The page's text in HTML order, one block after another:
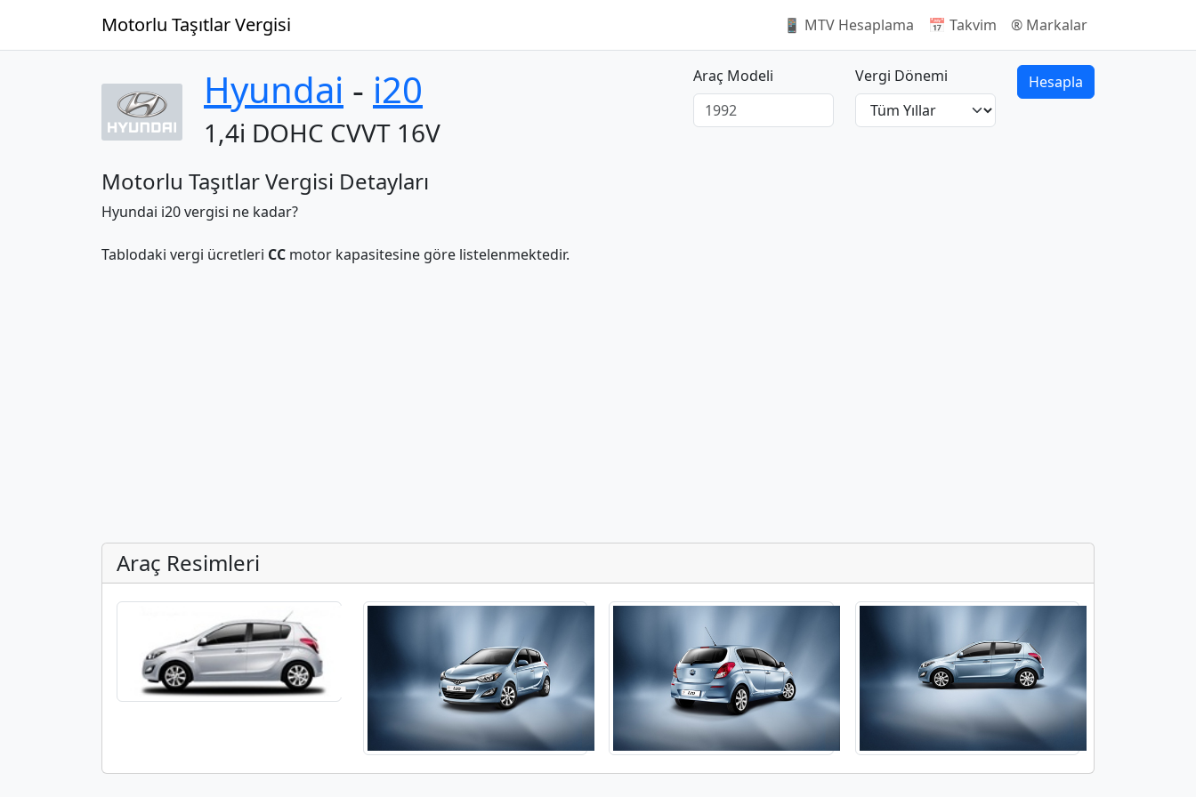
Motorlu Taşıtlar Vergisi 📱 MTV Hesaplama 📅 Takvim ®️ Markalar
Hyundai ‐ i20
1,4i DOHC CVVT 16V
Motorlu Taşıtlar Vergisi Detayları
Hyundai i20 vergisi ne kadar?
Araç Modeli Vergi Dönemi Hesapla
Tablodaki vergi ücretleri CC motor kapasitesine göre listelenmektedir.
Araç Resimleri